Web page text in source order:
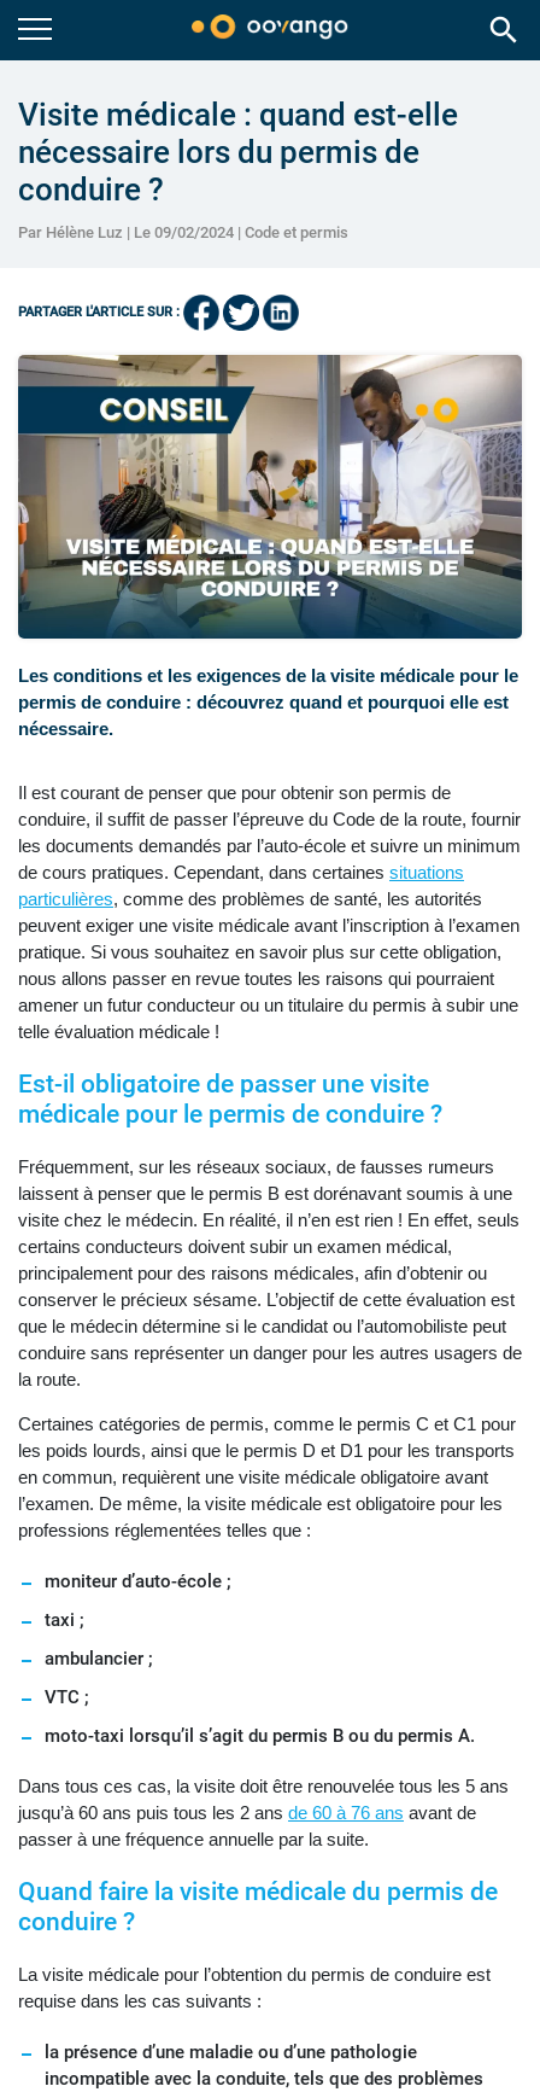
search
Visite médicale : quand est-elle
nécessaire lors du permis de
conduire ?
Par Hélène Luz | Le 09/02/2024 | Code et permis
PARTAGER L'ARTICLE SUR :
Les conditions et les exigences de la visite médicale pour le
permis de conduire : découvrez quand et pourquoi elle est
nécessaire.
Il est courant de penser que pour obtenir son permis de
conduire, il suffit de passer l’épreuve du Code de la route, fournir
les documents demandés par l’auto-école et suivre un minimum
de cours pratiques. Cependant, dans certaines situations
particulières, comme des problèmes de santé, les autorités
peuvent exiger une visite médicale avant l’inscription à l’examen
pratique. Si vous souhaitez en savoir plus sur cette obligation,
nous allons passer en revue toutes les raisons qui pourraient
amener un futur conducteur ou un titulaire du permis à subir une
telle évaluation médicale !
Est-il obligatoire de passer une visite
médicale pour le permis de conduire ?
Fréquemment, sur les réseaux sociaux, de fausses rumeurs
laissent à penser que le permis B est dorénavant soumis à une
visite chez le médecin. En réalité, il n’en est rien ! En effet, seuls
certains conducteurs doivent subir un examen médical,
principalement pour des raisons médicales, afin d’obtenir ou
conserver le précieux sésame. L’objectif de cette évaluation est
que le médecin détermine si le candidat ou l’automobiliste peut
conduire sans représenter un danger pour les autres usagers de
la route.
Certaines catégories de permis, comme le permis C et C1 pour
les poids lourds, ainsi que le permis D et D1 pour les transports
en commun, requièrent une visite médicale obligatoire avant
l’examen. De même, la visite médicale est obligatoire pour les
professions réglementées telles que :
moniteur d’auto-école ;
taxi ;
ambulancier ;
VTC ;
moto-taxi lorsqu’il s’agit du permis B ou du permis A.
Dans tous ces cas, la visite doit être renouvelée tous les 5 ans
jusqu’à 60 ans puis tous les 2 ans de 60 à 76 ans avant de
passer à une fréquence annuelle par la suite.
Quand faire la visite médicale du permis de
conduire ?
La visite médicale pour l’obtention du permis de conduire est
requise dans les cas suivants :
la présence d’une maladie ou d’une pathologie
incompatible avec la conduite, tels que des problèmes